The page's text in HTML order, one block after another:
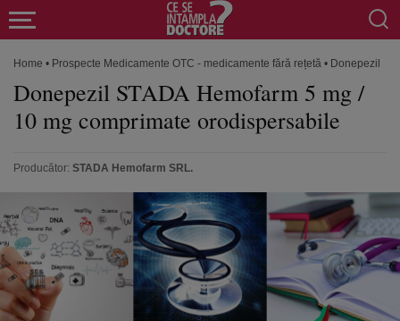
Home • Prospecte Medicamente OTC - medicamente fără rețetă • Donepezil
Donepezil STADA Hemofarm 5 mg /
10 mg comprimate orodispersabile
Producător: STADA Hemofarm SRL.